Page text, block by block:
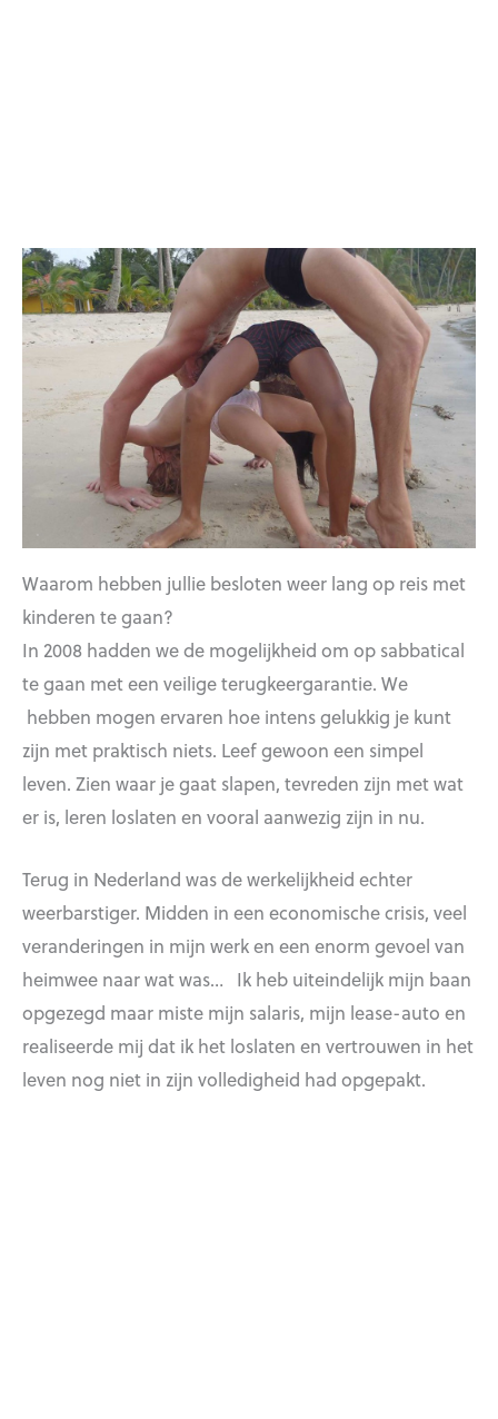
Waarom hebben jullie besloten weer lang op reis met
kinderen te gaan?
In 2008 hadden we de mogelijkheid om op sabbatical
te gaan met een veilige terugkeergarantie. We
hebben mogen ervaren hoe intens gelukkig je kunt
zijn met praktisch niets. Leef gewoon een simpel
leven. Zien waar je gaat slapen, tevreden zijn met wat
er is, leren loslaten en vooral aanwezig zijn in nu.
Terug in Nederland was de werkelijkheid echter
weerbarstiger. Midden in een economische crisis, veel
veranderingen in mijn werk en een enorm gevoel van
heimwee naar wat was… Ik heb uiteindelijk mijn baan
opgezegd maar miste mijn salaris, mijn lease-auto en
realiseerde mij dat ik het loslaten en vertrouwen in het
leven nog niet in zijn volledigheid had opgepakt.